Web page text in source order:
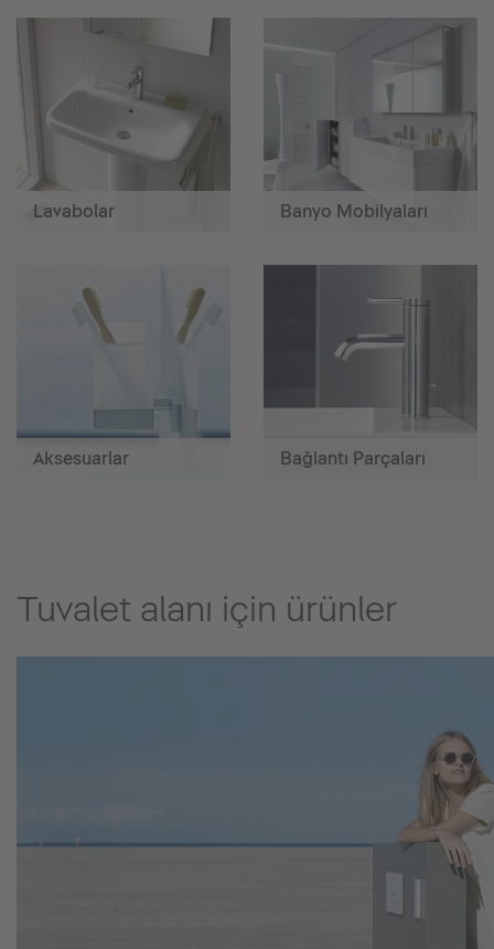
Lavabolar Banyo Mobilyaları
Aksesuarlar Bağlantı Parçaları
Tuvalet alanı için ürünler